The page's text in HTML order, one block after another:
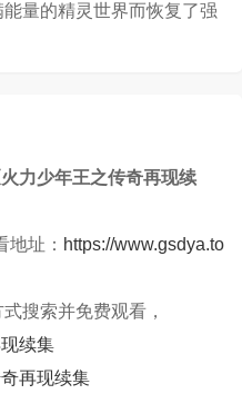
量的精灵世界而恢复了强
力少年王之传奇再现续
地址： https://www.gsdya.to
搜索并免费观看，
续集
再现续集